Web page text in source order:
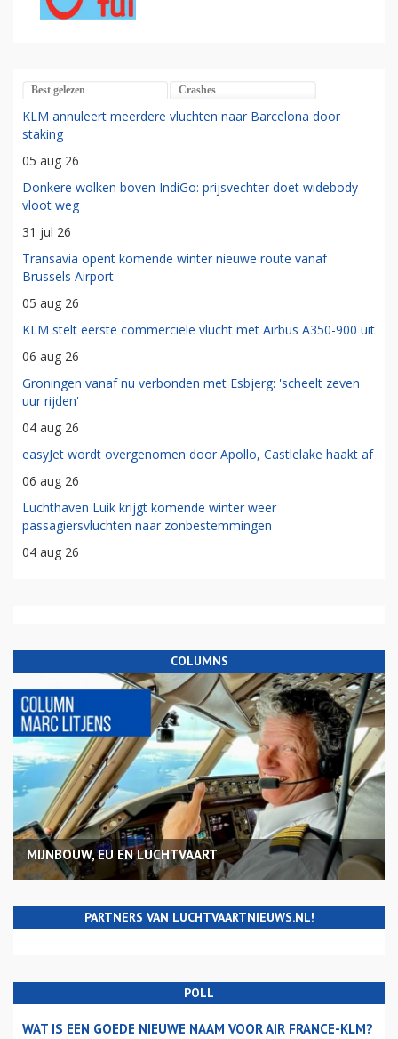
Best gelezen Crashes
KLM annuleert meerdere vluchten naar Barcelona door
staking
05 aug 26
Donkere wolken boven IndiGo: prijsvechter doet widebody-
vloot weg
31 jul 26
Transavia opent komende winter nieuwe route vanaf
Brussels Airport
05 aug 26
KLM stelt eerste commerciële vlucht met Airbus A350-900 uit
06 aug 26
Groningen vanaf nu verbonden met Esbjerg: 'scheelt zeven
uur rijden'
04 aug 26
easyJet wordt overgenomen door Apollo, Castlelake haakt af
06 aug 26
Luchthaven Luik krijgt komende winter weer
passagiersvluchten naar zonbestemmingen
04 aug 26
COLUMNS
MIJNBOUW, EU EN LUCHTVAART
PARTNERS VAN LUCHTVAARTNIEUWS.NL!
POLL
WAT IS EEN GOEDE NIEUWE NAAM VOOR AIR FRANCE-KLM?